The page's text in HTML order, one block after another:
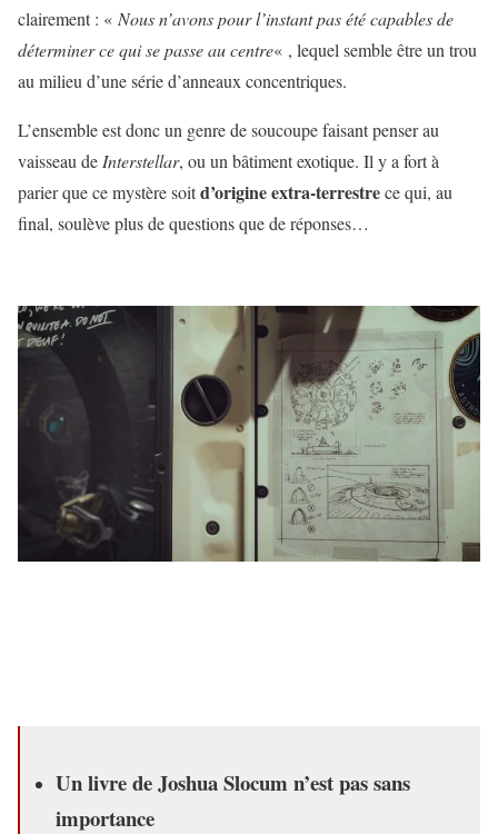
clairement : « Nous n’avons pour l’instant pas été capables de
déterminer ce qui se passe au centre« , lequel semble être un trou
au milieu d’une série d’anneaux concentriques.
L’ensemble est donc un genre de soucoupe faisant penser au
vaisseau de Interstellar, ou un bâtiment exotique. Il y a fort à
parier que ce mystère soitd’origine extra-terrestrece qui, au
final, soulève plus de questions que de réponses…
Un livre de Joshua Slocum n’est pas sans
importance